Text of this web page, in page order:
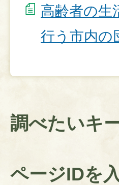
高齢者の生
行う市内の
調べたいキ
ページIDを